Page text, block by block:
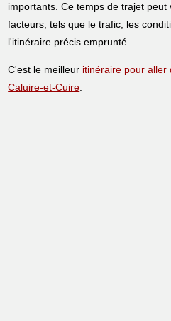
importants. Ce temps de trajet
facteurs, tels que le trafic, les
l'itinéraire précis emprunté.
C'est le meilleur itinéraire pour
Caluire-et-Cuire.